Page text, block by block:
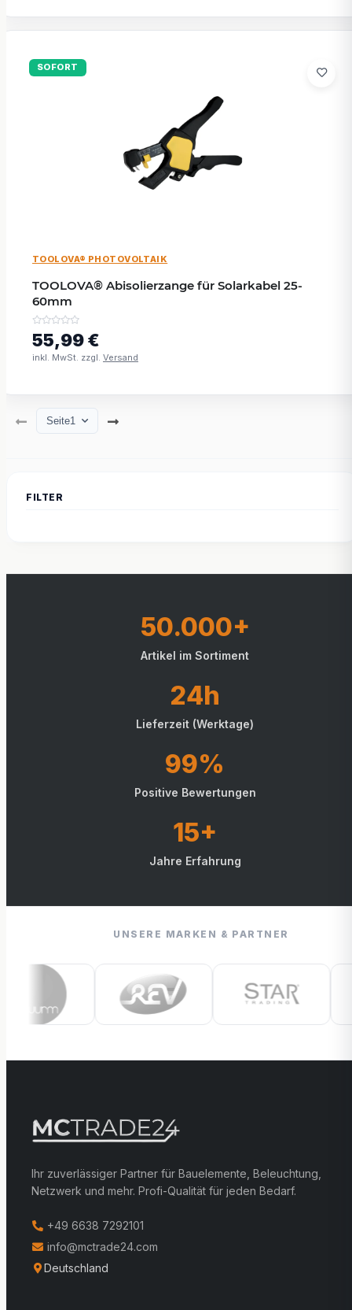
SOFORT
TOOLOVA® PHOTOVOLTAIK
TOOLOVA® Abisolierzange für Solarkabel 25-
60mm
55,99 €
inkl. MwSt. zzgl. Versand
Seite1
50.000+
Artikel im Sortiment
24h
Lieferzeit (Werktage)
99%
Positive Bewertungen
15+
Jahre Erfahrung
UNSERE MARKEN & PARTNER
Ihr zuverlässiger Partner für Bauelemente, Beleuchtung,
Netzwerk und mehr. Profi-Qualität für jeden Bedarf.
+49 6638 7292101
info@mctrade24.com
Deutschland